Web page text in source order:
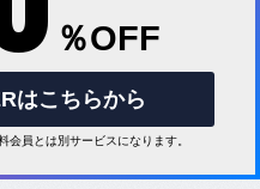
％OFF
はこちらから
員とは別サービスになります。